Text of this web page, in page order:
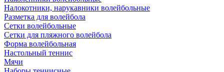
Налокотники, нарукавники волейбольные
Разметка для волейбола
Сетки волейбольные
Сетки для пляжного волейбола
Форма волейбольная
Настольный теннис
Мячи